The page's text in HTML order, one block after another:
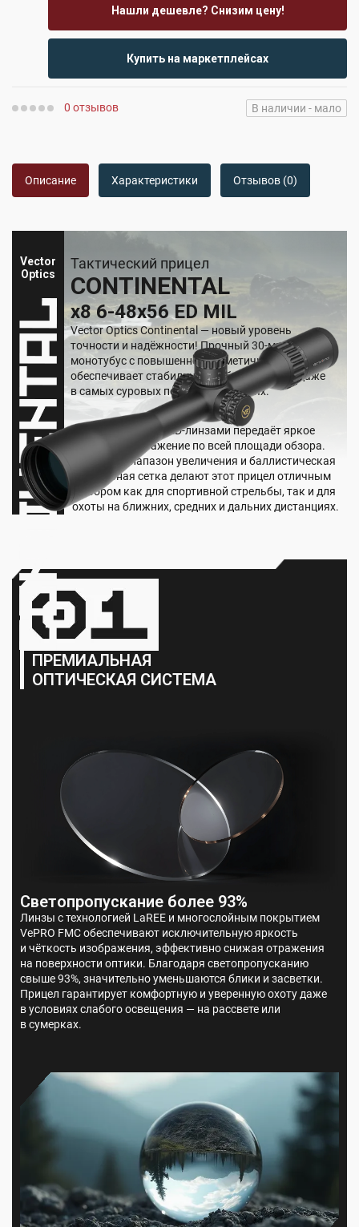
Нашли дешевле? Снизим цену!
Купить на маркетплейсах
0 отзывов В наличии - мало
Описание Характеристики Отзывов (0)
Vector
Optics
Тактический прицел
CONTINENTAL
x8 6-48x56 ED MIL
Vector Optics Continental — новый уровень
точности и надёжности! Прочный 30-мм
монотубус с повышенной герметичностью
обеспечивает стабильную работу прицела даже
в самых суровых погодных условиях.
Объектив 56 мм с ED-линзами передаёт яркое
и чёткое изображение по всей площади обзора.
Широкий диапазон увеличения и баллистическая
прицельная сетка делают этот прицел отличным
выбором как для спортивной стрельбы, так и для
охоты на ближних, средних и дальних дистанциях.
ПРЕМИАЛЬНАЯ
ОПТИЧЕСКАЯ СИСТЕМА
Светопропускание более 93%
Линзы с технологией LaREE и многослойным покрытием
VePRO FMC обеспечивают исключительную яркость
и чёткость изображения, эффективно снижая отражения
на поверхности оптики. Благодаря светопропусканию
свыше 93%, значительно уменьшаются блики и засветки.
Прицел гарантирует комфортную и уверенную охоту даже
в условиях слабого освещения — на рассвете или
в сумерках.